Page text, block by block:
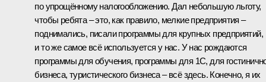
по упрощённому налогообложению. Дал небольшую льготу,
чтобы ребята – это, как правило, мелкие предприятия –
поднимались, писали программы для крупных предприятий,
и то же самое всё используется у нас. У нас рождаются
программы для обучения, программы для 1С, для
бизнеса, туристического бизнеса – всё здесь. Конечно, я их